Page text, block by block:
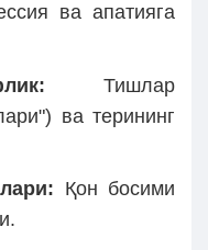
ва апатияга
Тишлар
ва терининг
Қон босими